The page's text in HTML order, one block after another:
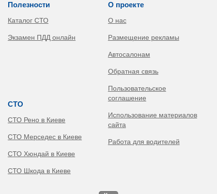
Полезности
Каталог СТО
Экзамен ПДД онлайн
СТО
СТО Рено в Киеве
СТО Мерседес в Киеве
СТО Хюндай в Киеве
СТО Шкода в Киеве
О проекте
О нас
Размещение рекламы
Автосалонам
Обратная связь
Пользовательское
соглашение
Использование материалов
сайта
Работа для водителей